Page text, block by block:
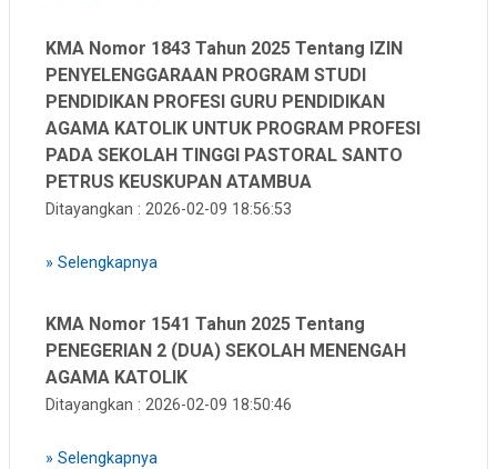
KMA Nomor 1843 Tahun 2025 Tentang IZIN
PENYELENGGARAAN PROGRAM STUDI
PENDIDIKAN PROFESI GURU PENDIDIKAN
AGAMA KATOLIK UNTUK PROGRAM PROFESI
PADA SEKOLAH TINGGI PASTORAL SANTO
PETRUS KEUSKUPAN ATAMBUA
Ditayangkan : 2026-02-09 18:56:53
» Selengkapnya
KMA Nomor 1541 Tahun 2025 Tentang
PENEGERIAN 2 (DUA) SEKOLAH MENENGAH
AGAMA KATOLIK
Ditayangkan : 2026-02-09 18:50:46
» Selengkapnya